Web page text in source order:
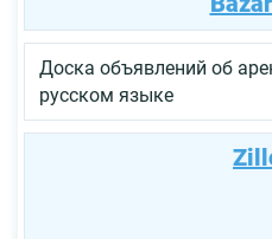
Доска объявлений об
русском языке